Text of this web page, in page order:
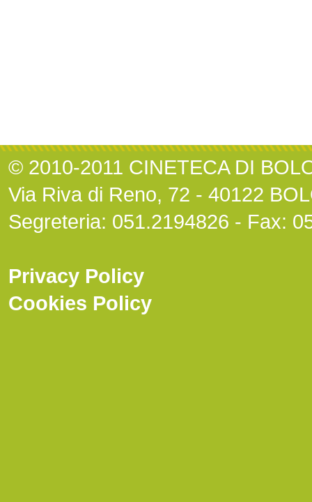
© 2010-2011 CINETECA DI
Via Riva di Reno, 72 - 40122
Segreteria: 051.2194826 - Fax:
Privacy Policy
Cookies Policy